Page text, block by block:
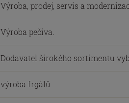
Výroba, prodej, servis a
Výroba pečiva.
Dodavatel širokého sortimentu
výroba frgálů